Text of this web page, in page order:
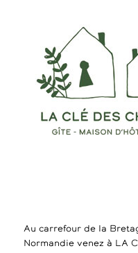
Au carrefour de la
Normandie venez à LA